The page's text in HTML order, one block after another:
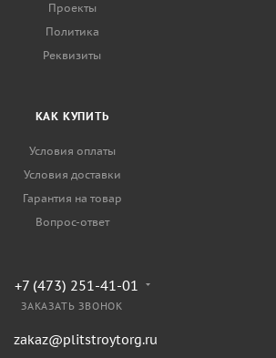
Проекты
Политика
Реквизиты
КАК КУПИТЬ
Условия оплаты
Условия доставки
Гарантия на товар
Вопрос-ответ
+7 (473) 251-41-01
ЗАКАЗАТЬ ЗВОНОК
zakaz@plitstroytorg.ru